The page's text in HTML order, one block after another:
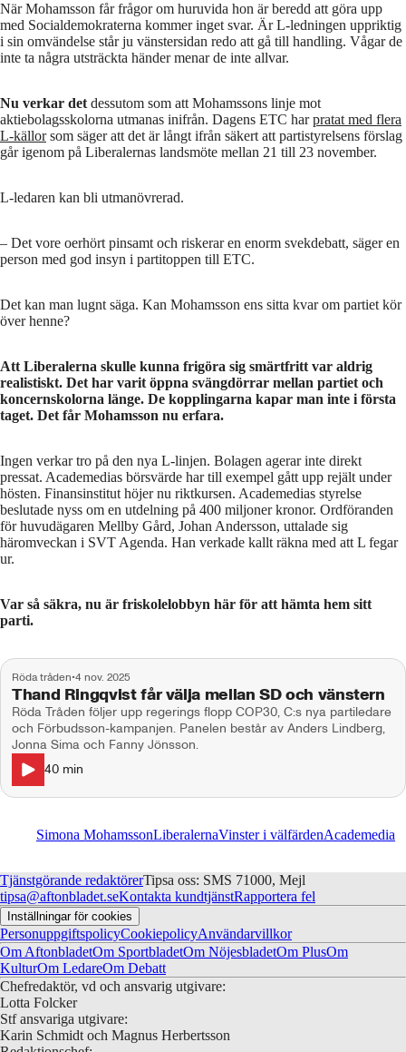
När Mohamsson får frågor om huruvida hon är beredd att göra upp
med Socialdemokraterna kommer inget svar. Är L-ledningen uppriktig
i sin omvändelse står ju vänstersidan redo att gå till handling. Vågar de
inte ta några utsträckta händer menar de inte allvar.
Nu verkar det dessutom som att Mohamssons linje mot
aktiebolagsskolorna utmanas inifrån. Dagens ETC harpratat med flera
L-källorsom säger att det är långt ifrån säkert att partistyrelsens förslag
går igenom på Liberalernas landsmöte mellan 21 till 23 november.
L-ledaren kan bli utmanövrerad.
– Det vore oerhört pinsamt och riskerar en enorm svekdebatt, säger en
person med god insyn i partitoppen till ETC.
Det kan man lugnt säga. Kan Mohamsson ens sitta kvar om partiet kör
över henne?
Att Liberalerna skulle kunna frigöra sig smärtfritt var aldrig
realistiskt. Det har varit öppna svängdörrar mellan partiet och
koncernskolorna länge. De kopplingarna kapar man inte i första
taget. Det får Mohamsson nu erfara.
Ingen verkar tro på den nya L-linjen. Bolagen agerar inte direkt
pressat. Academedias börsvärde har till exempel gått upp rejält under
hösten. Finansinstitut höjer nu riktkursen. Academedias styrelse
beslutade nyss om en utdelning på 400 miljoner kronor. Ordföranden
för huvudägaren Mellby Gård, Johan Andersson, uttalade sig
häromveckan i SVT Agenda. Han verkade kallt räkna med att L fegar
ur.
Var så säkra, nu är friskolelobbyn här för att hämta hem sitt
parti.
Röda tråden•4 nov. 2025
Thand Ringqvist får välja mellan SD och vänstern
Röda Tråden följer upp regerings flopp COP30, C:s nya partiledare
och Förbudsson-kampanjen. Panelen består av Anders Lindberg,
Jonna Sima och Fanny Jönsson.
40 min
Simona MohamssonLiberalernaVinster i välfärdenAcademedia
Tjänstgörande redaktörerTipsa oss: SMS 71000, Mejl
tipsa@aftonbladet.seKontakta kundtjänstRapportera fel
Inställningar för cookies
PersonuppgiftspolicyCookiepolicyAnvändarvillkor
Om AftonbladetOm SportbladetOm NöjesbladetOm PlusOm
KulturOm LedareOm Debatt
Chefredaktör, vd och ansvarig utgivare:
Lotta Folcker
Stf ansvariga utgivare:
Karin Schmidt och Magnus Herbertsson